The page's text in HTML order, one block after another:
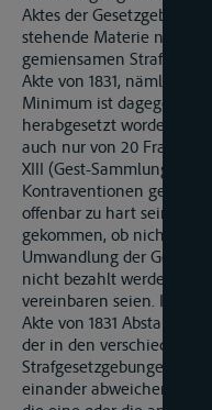
Aktes der Gesetzgebung
stehende Materie nur in
gemiensamen
Akte von 1831, nämlich
Minimum ist dagegen von
herabgesetzt worden, da
auch nur von 20 Franken,
XIII (Gest-Sammlung für
Kontraventionen gegen
offenbar zu hart sein
gekommen, ob nicht auch
Umwandlung der
nicht bezahlt werden
vereinbaren seien. Indesz
Akte von 1831 Abstand
der in den verschiedenen
Strafgesetzgebungen in
einander abweichen,